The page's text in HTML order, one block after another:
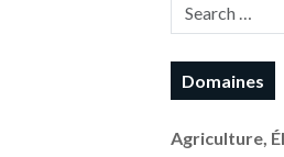
Domaines
Agriculture,